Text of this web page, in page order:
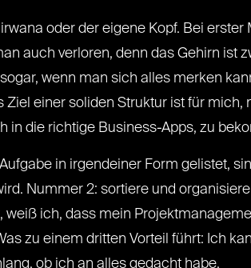
oder der eigene Kopf. Bei
auch verloren, denn das Gehirn ist
wenn man sich alles merken
Ziel einer soliden Struktur ist für
in die richtige Business-Apps, zu
in irgendeiner Form gelistet,
Nummer 2: sortiere und
weiß ich, dass mein
zu einem dritten Vorteil führt: Ich
ob ich an alles gedacht habe.